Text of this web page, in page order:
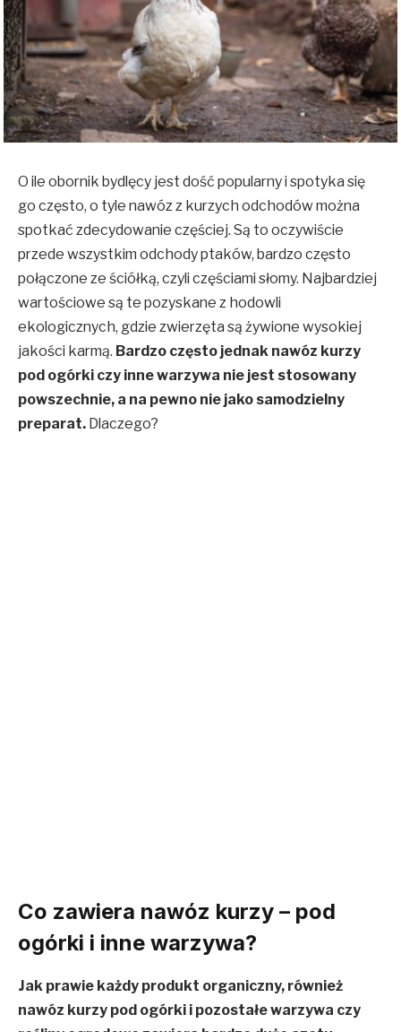
O ile obornik bydlęcy jest dość popularny i spotyka się
go często, o tyle nawóz z kurzych odchodów można
spotkać zdecydowanie częściej. Są to oczywiście
przede wszystkim odchody ptaków, bardzo często
połączone ze ściółką, czyli częściami słomy. Najbardziej
wartościowe są te pozyskane z hodowli
ekologicznych, gdzie zwierzęta są żywione wysokiej
jakości karmą. Bardzo często jednak nawóz kurzy
pod ogórki czy inne warzywa nie jest stosowany
powszechnie, a na pewno nie jako samodzielny
preparat. Dlaczego?
Co zawiera nawóz kurzy – pod
ogórki i inne warzywa?
Jak prawie każdy produkt organiczny, również
nawóz kurzy pod ogórki i pozostałe warzywa czy